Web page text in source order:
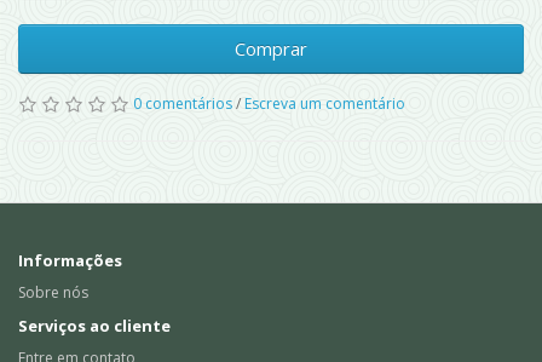
Comprar
0 comentários/Escreva um comentário
Informações
Sobre nós
Serviços ao cliente
Entre em contato